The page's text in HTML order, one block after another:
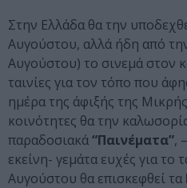
Στην Ελλάδα θα την
Αυγούστου, αλλά ήδη από
Αυγούστου) το σινεμά στον
ταινίες για τον τόπο που
ημέρα της άφιξής της
κοινότητες θα την
παραδοσιακά“Παινέματα”,
εκείνη- γεμάτα ευχές για το
Αυγούστου θα επισκεφθεί τα